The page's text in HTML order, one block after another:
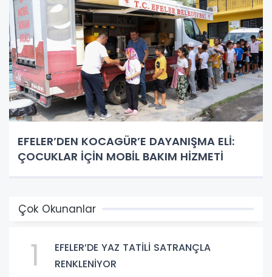
EFELER’DEN KOCAGÜR’E DAYANIŞMA ELİ:
ÇOCUKLAR İÇİN MOBİL BAKIM HİZMETİ
Çok Okunanlar
1
EFELER’DE YAZ TATİLİ SATRANÇLA
RENKLENİYOR